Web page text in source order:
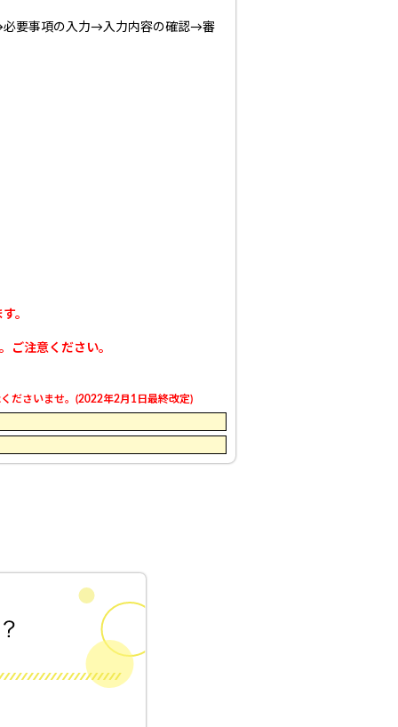
必要事項の入力→入力内容の確認→審
。
ご注意ください。
ださいませ。(2022年2月1日最終改定)